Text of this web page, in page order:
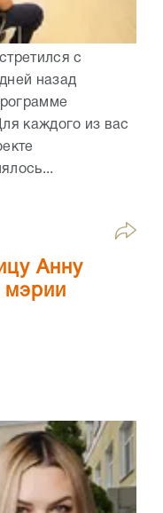
с
назад
каждого из вас
Анну
мэрии